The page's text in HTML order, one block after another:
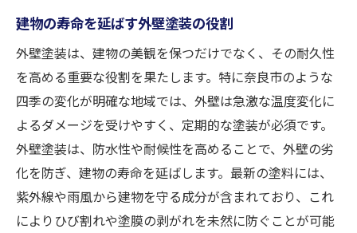
建物の寿命を延ばす外壁塗装の役割
外壁塗装は、建物の美観を保つだけでなく、その耐久性
を高める重要な役割を果たします。特に奈良市のような
四季の変化が明確な地域では、外壁は急激な温度変化に
よるダメージを受けやすく、定期的な塗装が必須です。
外壁塗装は、防水性や耐候性を高めることで、外壁の劣
化を防ぎ、建物の寿命を延ばします。最新の塗料には、
紫外線や雨風から建物を守る成分が含まれており、これ
によりひび割れや塗膜の剥がれを未然に防ぐことが可能